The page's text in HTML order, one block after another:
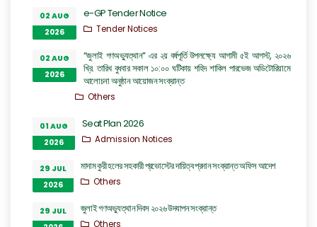
02 AUG
2026
e-GP Tender Notice
Tender Notices
02 AUG
2026
“জুলাই গণঅভ্যুত্থান” এর ২য় বর্ষপূর্তি উপলক্ষ্যে আগামী ৫ই আগস্ট, ২০২৬
খ্রি. তারিখ বুধবার সকাল ১০:০০ ঘটিকায় শহিদ শাকিল পারভেজ অডিটোরিয়ামে
আলোচনা অনুষ্ঠান আয়োজন সংক্রান্ত
Others
01 AUG
2026
Seat Plan 2026
Admission Notices
29 JUL
2026
মাদাম কুরী হলের সহকারী প্রভোস্টের দায়িত্ব প্রদান সংক্রান্ত অফিস আদেশ
Others
29 JUL
জুলাই গণঅভ্যুত্থান দিবস ২০২৬ উদযাপন সংক্রান্ত
Others